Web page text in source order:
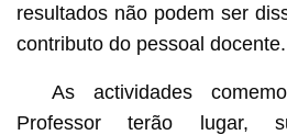
resultados não podem ser
contributo do pessoal docente.
As actividades
Professor terão lugar,